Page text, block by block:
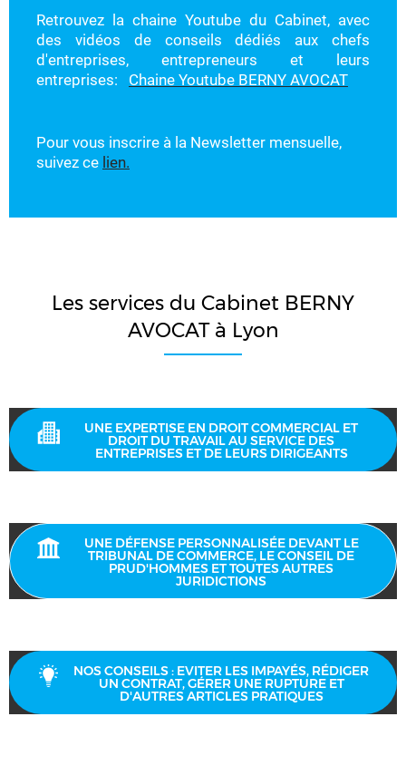
Retrouvez la chaine Youtube du Cabinet, avec
des vidéos de conseils dédiés aux chefs
d'entreprises, entrepreneurs et leurs
entreprises: Chaine Youtube BERNY AVOCAT
Pour vous inscrire à la Newsletter mensuelle,
suivez ce lien.
Les services du Cabinet BERNY
AVOCAT à Lyon
UNE EXPERTISE EN DROIT COMMERCIAL ET
DROIT DU TRAVAIL AU SERVICE DES
ENTREPRISES ET DE LEURS DIRIGEANTS
UNE DÉFENSE PERSONNALISÉE DEVANT LE
TRIBUNAL DE COMMERCE, LE CONSEIL DE
PRUD'HOMMES ET TOUTES AUTRES
JURIDICTIONS
NOS CONSEILS : EVITER LES IMPAYÉS, RÉDIGER
UN CONTRAT, GÉRER UNE RUPTURE ET
D'AUTRES ARTICLES PRATIQUES